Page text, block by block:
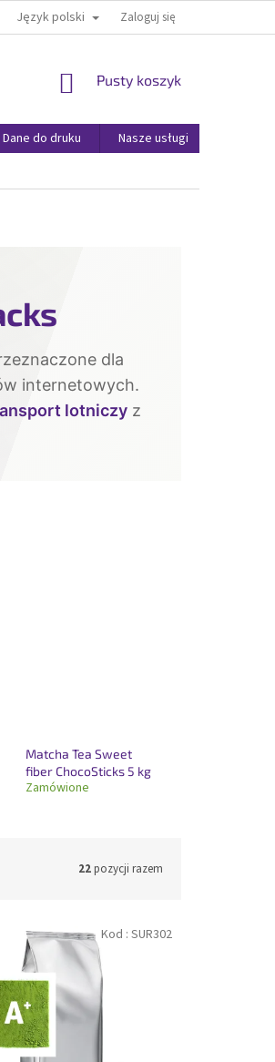
Język polski Zaloguj się
KOSZYK
Pusty koszyk
Dane do druku Nasze usługi
dla
internetowych.
lotniczyz
Matcha Tea Sweet
fiber ChocoSticks 5 kg
Zamówione
22pozycji razem
Kod : SUR302